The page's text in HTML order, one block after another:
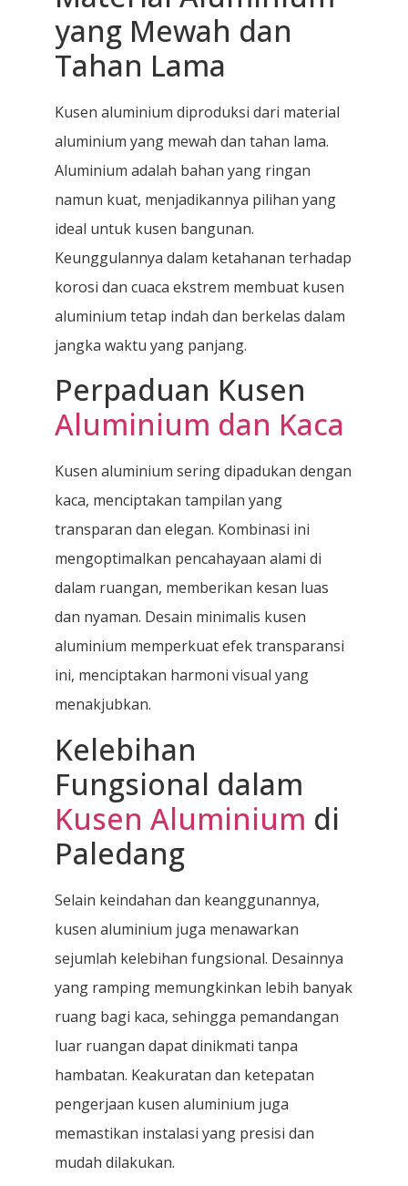
yang Mewah dan
Tahan Lama
Kusen aluminium diproduksi dari material
aluminium yang mewah dan tahan lama.
Aluminium adalah bahan yang ringan
namun kuat, menjadikannya pilihan yang
ideal untuk kusen bangunan.
Keunggulannya dalam ketahanan terhadap
korosi dan cuaca ekstrem membuat kusen
aluminium tetap indah dan berkelas dalam
jangka waktu yang panjang.
Perpaduan Kusen
Aluminium dan Kaca
Kusen aluminium sering dipadukan dengan
kaca, menciptakan tampilan yang
transparan dan elegan. Kombinasi ini
mengoptimalkan pencahayaan alami di
dalam ruangan, memberikan kesan luas
dan nyaman. Desain minimalis kusen
aluminium memperkuat efek transparansi
ini, menciptakan harmoni visual yang
menakjubkan.
Kelebihan
Fungsional dalam
Kusen Aluminium di
Paledang
Selain keindahan dan keanggunannya,
kusen aluminium juga menawarkan
sejumlah kelebihan fungsional. Desainnya
yang ramping memungkinkan lebih banyak
ruang bagi kaca, sehingga pemandangan
luar ruangan dapat dinikmati tanpa
hambatan. Keakuratan dan ketepatan
pengerjaan kusen aluminium juga
memastikan instalasi yang presisi dan
mudah dilakukan.